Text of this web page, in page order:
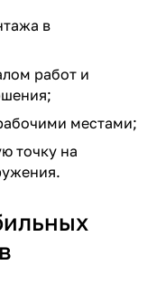
в
работ и
местами;
точку на